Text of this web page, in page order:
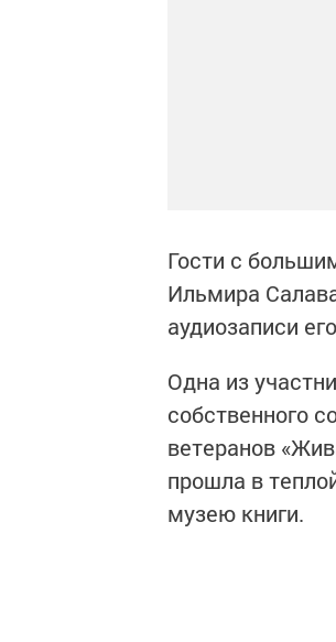
Гости с
Ильмира
аудиозаписи
Одна из
собственного
ветеранов
прошла в
музею книги.